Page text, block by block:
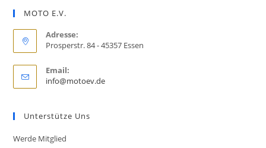
MOTO E.V.
Adresse:
Prosperstr. 84 - 45357 Essen
Email:
info@motoev.deOpens
Unterstütze Uns
Werde Mitglied